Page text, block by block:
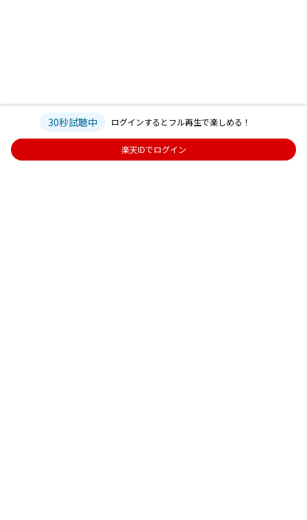
30秒試聴中 ログインするとフル再生で楽しめる！
楽天IDでログイン